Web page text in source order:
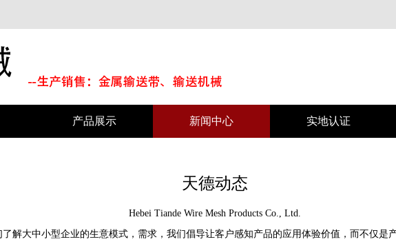
产品展示 新闻中心 实地认证
天德动态
Hebei Tiande Wire Mesh Products Co., Ltd.
了解大中小型企业的生意模式，需求，我们倡导让客户感知产品的应用体验价值，而不仅是